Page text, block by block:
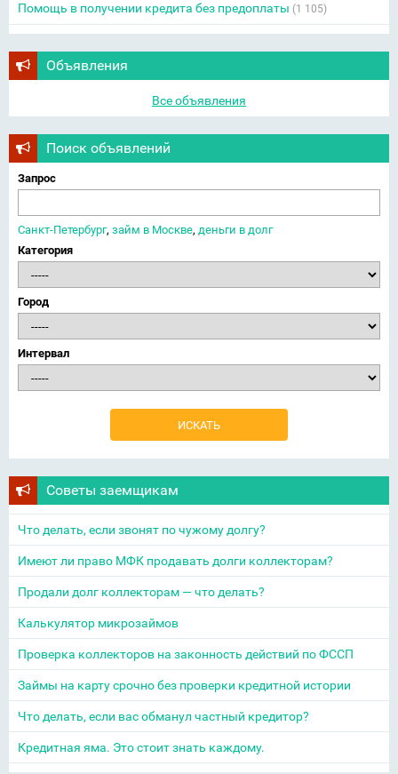
Помощь в получении кредита без предоплаты (1 105)
Объявления
Все объявления
Поиск объявлений
Запрос
Санкт-Петербург, займ в Москве, деньги в долг
Категория
Город
Интервал
Советы заемщикам
Что делать, если звонят по чужому долгу?
Имеют ли право МФК продавать долги коллекторам?
Продали долг коллекторам — что делать?
Калькулятор микрозаймов
Проверка коллекторов на законность действий по ФССП
Займы на карту срочно без проверки кредитной истории
Что делать, если вас обманул частный кредитор?
Кредитная яма. Это стоит знать каждому.